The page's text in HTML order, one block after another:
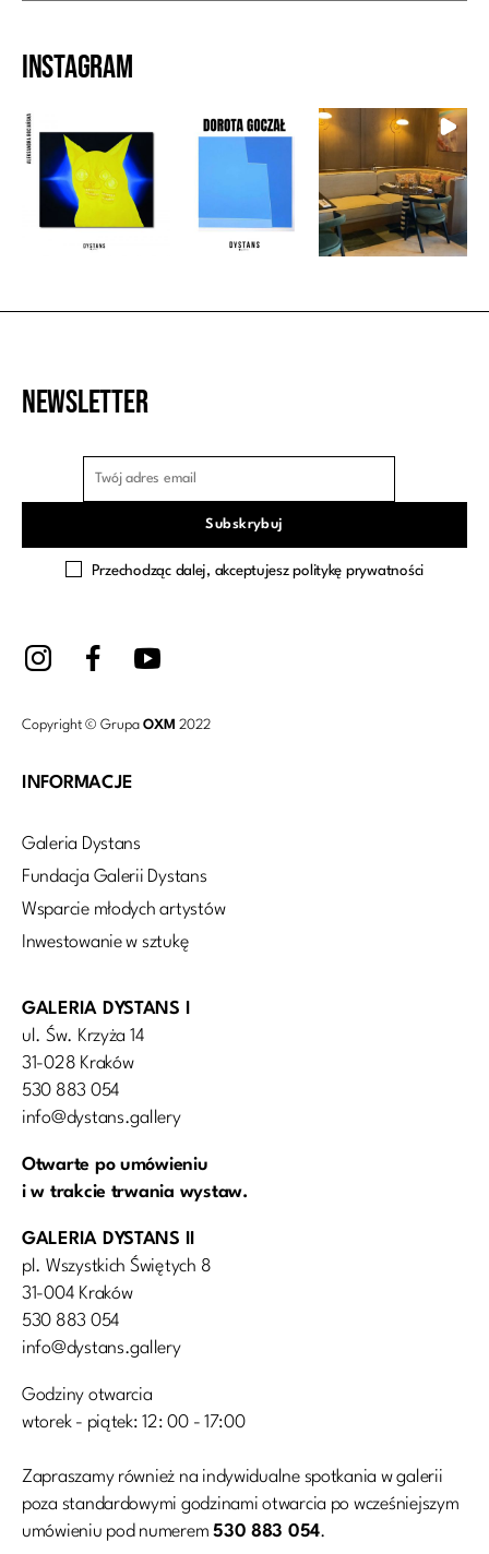
Instagram
Newsletter
Przechodząc dalej, akceptujesz politykę prywatności
Copyright © Grupa OXM 2022
INFORMACJE
Galeria Dystans
Fundacja Galerii Dystans
Wsparcie młodych artystów
Inwestowanie w sztukę
GALERIA DYSTANS I
ul. Św. Krzyża 14
31-028 Kraków
530 883 054
info@dystans.gallery
Otwarte po umówieniu
i w trakcie trwania wystaw.
GALERIA DYSTANS II
pl. Wszystkich Świętych 8
31-004 Kraków
530 883 054
info@dystans.gallery
Godziny otwarcia
wtorek - piątek: 12: 00 - 17:00
Zapraszamy również na indywidualne spotkania w galerii
poza standardowymi godzinami otwarcia po wcześniejszym
umówieniu pod numerem530 883 054.